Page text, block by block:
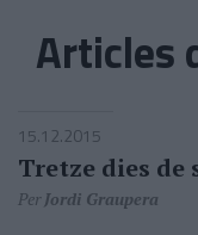
Articles
15.12.2015
Tretze dies de
PerJordi Graupera